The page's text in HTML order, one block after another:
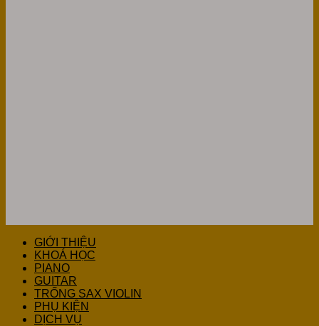
GIỚI THIỆU
KHOÁ HỌC
PIANO
GUITAR
TRỐNG SAX VIOLIN
PHỤ KIỆN
DỊCH VỤ